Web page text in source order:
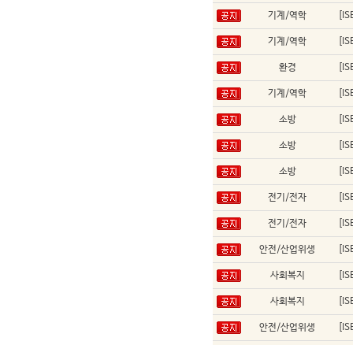
기계/역학
기계/역학
환경
기계/역학
소방
소방
소방
전기/전자
전기/전자
안전/산업위생
사회복지
사회복지
안전/산업위생